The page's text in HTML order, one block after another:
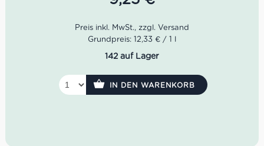
samtig-geschmeidigen Textur, die für einen
Farbe: Rubinroter Wein mit granatfarbenen
Geruch: Fruchtig und frisch mit Anklängen an
Gewürznuancen.
Geschmack: Samtige Fülle und gute Säurestruktur.
Grundpreis: 12,33 € / 1 l
142 auf Lager
IN DEN WARENKORB